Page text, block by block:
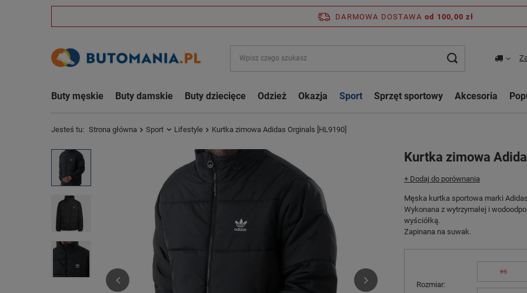
DARMOWA DOSTAWA od 100,00 zł
Buty męskie Buty damskie Buty dziecięce Odzież Okazja Sport Sprzęt sportowy Akcesoria
Jesteś tu: Strona główna Sport Lifestyle Kurtka zimowa Adidas Orginals [HL9190]
Kurtka zimowa
+ Dodaj do porównania
Męska kurtka sportowa marki
Wykonana z wytrzymałej i
wyściółką.
Zapinana na suwak.
Rozmiar
xs